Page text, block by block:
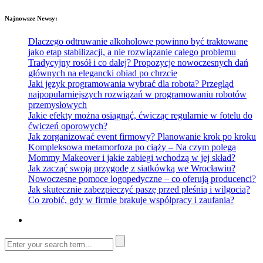
Najnowsze Newsy:
Dlaczego odtruwanie alkoholowe powinno być traktowane
jako etap stabilizacji, a nie rozwiązanie całego problemu
Tradycyjny rosół i co dalej? Propozycje nowoczesnych dań
głównych na elegancki obiad po chrzcie
Jaki język programowania wybrać dla robota? Przegląd
najpopularniejszych rozwiązań w programowaniu robotów
przemysłowych
Jakie efekty można osiągnąć, ćwicząc regularnie w fotelu do
ćwiczeń oporowych?
Jak zorganizować event firmowy? Planowanie krok po kroku
Kompleksowa metamorfoza po ciąży – Na czym polega
Mommy Makeover i jakie zabiegi wchodzą w jej skład?
Jak zacząć swoją przygodę z siatkówką we Wrocławiu?
Nowoczesne pomoce logopedyczne – co oferują producenci?
Jak skutecznie zabezpieczyć paszę przed pleśnią i wilgocią?
Co zrobić, gdy w firmie brakuje współpracy i zaufania?